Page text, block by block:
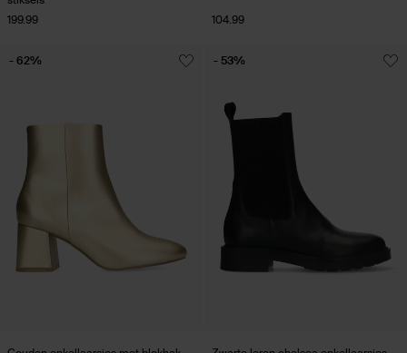
199.99
104.99
- 62% - 53%